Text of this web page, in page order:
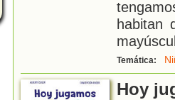
habitan
Temática:
Hoy